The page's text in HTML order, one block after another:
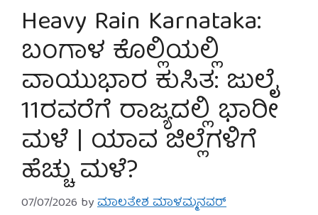
Heavy Rain Karnataka:
ಬಂಗಾಳ ಕೊಲ್ಲಿಯಲ್ಲಿ
ವಾಯುಭಾರ ಕುಸಿತ: ಜುಲೈ
11ರವರೆಗೆ ರಾಜ್ಯದಲ್ಲಿ ಭಾರೀ
ಮಳೆ | ಯಾವ ಜಿಲ್ಲೆಗಳಿಗೆ
ಹೆಚ್ಚು ಮಳೆ?
07/07/2026 byಮಾಲತೇಶ ಮಾಳಮ್ಮನವರ್